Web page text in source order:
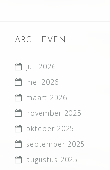
ARCHIEVEN
juli 2026
mei 2026
maart 2026
november 2025
oktober 2025
september 2025
augustus 2025